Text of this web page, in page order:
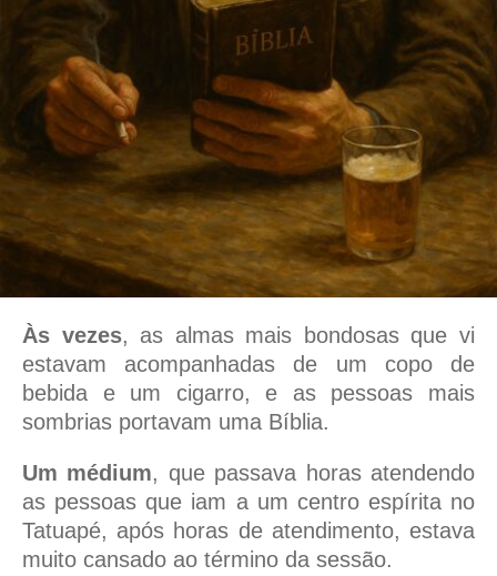
Às vezes, as almas mais bondosas que vi
estavam acompanhadas de um copo de
bebida e um cigarro, e as pessoas mais
sombrias portavam uma Bíblia.
Um médium, que passava horas atendendo
as pessoas que iam a um centro espírita no
Tatuapé, após horas de atendimento, estava
muito cansado ao término da sessão.